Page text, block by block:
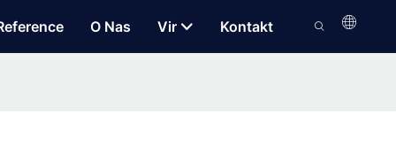
O Nas Vir Kontakt